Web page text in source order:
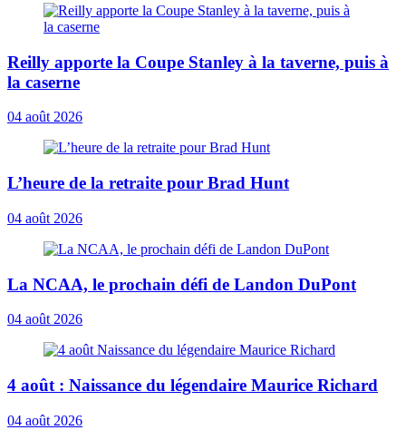
Reilly apporte la Coupe Stanley à la taverne, puis à
la caserne
04 août 2026
L’heure de la retraite pour Brad Hunt
04 août 2026
La NCAA, le prochain défi de Landon DuPont
04 août 2026
4 août : Naissance du légendaire Maurice Richard
04 août 2026